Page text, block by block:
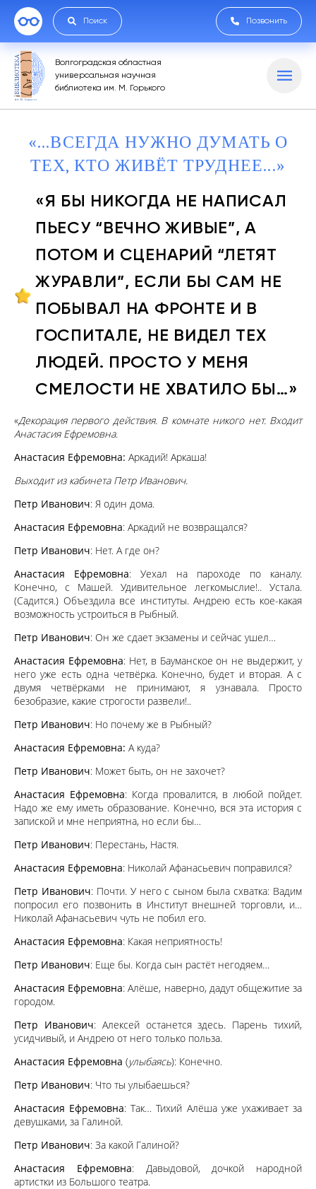
Поиск Позвонить
Волгоградская областная
универсальная научная
библиотека им. М. Горького
«...ВСЕГДА НУЖНО ДУМАТЬ О
ТЕХ, КТО ЖИВЁТ ТРУДНЕЕ...»
«Я БЫ НИКОГДА НЕ НАПИСАЛ
ПЬЕСУ “ВЕЧНО ЖИВЫЕ”, А
ПОТОМ И СЦЕНАРИЙ “ЛЕТЯТ
ЖУРАВЛИ”, ЕСЛИ БЫ САМ НЕ
ПОБЫВАЛ НА ФРОНТЕ И В
ГОСПИТАЛЕ, НЕ ВИДЕЛ ТЕХ
ЛЮДЕЙ. ПРОСТО У МЕНЯ
СМЕЛОСТИ НЕ ХВАТИЛО БЫ…»
«Декорация первого действия. В комнате никого нет. Входит
Анастасия Ефремовна.
Анастасия Ефремовна: Аркадий! Аркаша!
Выходит из кабинета Петр Иванович.
Петр Иванович: Я один дома.
Анастасия Ефремовна: Аркадий не возвращался?
Петр Иванович: Нет. А где он?
Анастасия Ефремовна: Уехал на пароходе по каналу.
Конечно, с Машей. Удивительное легкомыслие!.. Устала.
(Садится.) Объездила все институты. Андрею есть кое-какая
возможность устроиться в Рыбный.
Петр Иванович: Он же сдает экзамены и сейчас ушел…
Анастасия Ефремовна: Нет, в Бауманское он не выдержит, у
него уже есть одна четвёрка. Конечно, будет и вторая. А с
двумя четвёрками не принимают, я узнавала. Просто
безобразие, какие строгости развели!..
Петр Иванович: Но почему же в Рыбный?
Анастасия Ефремовна: А куда?
Петр Иванович: Может быть, он не захочет?
Анастасия Ефремовна: Когда провалится, в любой пойдет.
Надо же ему иметь образование. Конечно, вся эта история с
запиской и мне неприятна, но если бы…
Петр Иванович: Перестань, Настя.
Анастасия Ефремовна: Николай Афанасьевич поправился?
Петр Иванович: Почти. У него с сыном была схватка: Вадим
попросил его позвонить в Институт внешней торговли, и…
Николай Афанасьевич чуть не побил его.
Анастасия Ефремовна: Какая неприятность!
Петр Иванович: Еще бы. Когда сын растёт негодяем…
Анастасия Ефремовна: Алёше, наверно, дадут общежитие за
городом.
Петр Иванович: Алексей останется здесь. Парень тихий,
усидчивый, и Андрею от него только польза.
Анастасия Ефремовна (улыбаясь): Конечно.
Петр Иванович: Что ты улыбаешься?
Анастасия Ефремовна: Так… Тихий Алёша уже ухаживает за
девушками, за Галиной.
Петр Иванович: За какой Галиной?
Анастасия Ефремовна: Давыдовой, дочкой народной
артистки из Большого театра.